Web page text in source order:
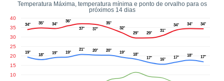
a este
das
e
forma
Temperatura Máxima, temperatura mínima e ponto de orvalho para os
próximos 14 dias
10
15
20
25
30
35
40
34° 35° 34°
36°
37°
37°
35°
32°
29°
29°
31°
34° 34° 34°
19°
18° 19° 19°
21° 20° 20° 19° 18°
17° 16° 17° 18° 17°